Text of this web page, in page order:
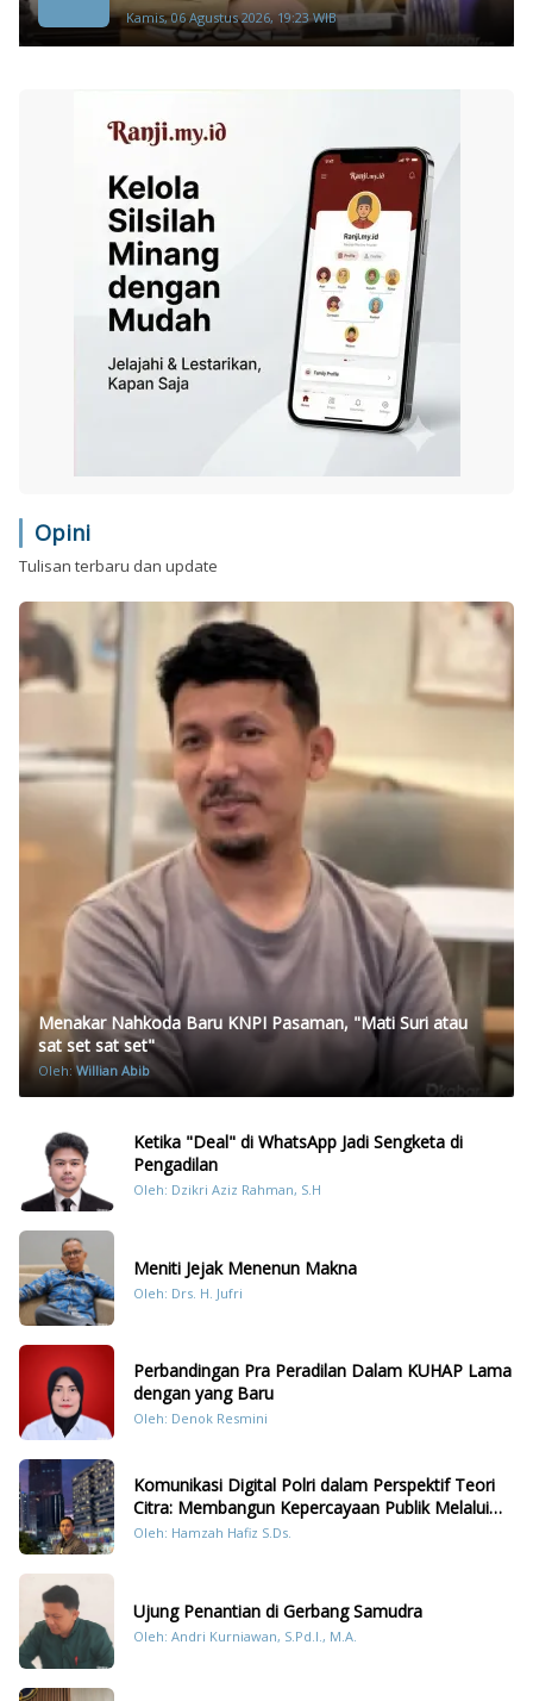
Kamis, 06 Agustus 2026, 19:23 WIB
Opini
Tulisan terbaru dan update
Menakar Nahkoda Baru KNPI Pasaman, "Mati Suri atau
sat set sat set"
Oleh:Willian Abib
Ketika "Deal" di WhatsApp Jadi Sengketa di
Pengadilan
Oleh: Dzikri Aziz Rahman, S.H
Meniti Jejak Menenun Makna
Oleh: Drs. H. Jufri
Perbandingan Pra Peradilan Dalam KUHAP Lama
dengan yang Baru
Oleh: Denok Resmini
Komunikasi Digital Polri dalam Perspektif Teori
Citra: Membangun Kepercayaan Publik Melalui
Konten Humanis Kesiapsiagaan Bencana di
Oleh: Hamzah Hafiz S.Ds.
Ujung Penantian di Gerbang Samudra
Oleh: Andri Kurniawan, S.Pd.I., M.A.